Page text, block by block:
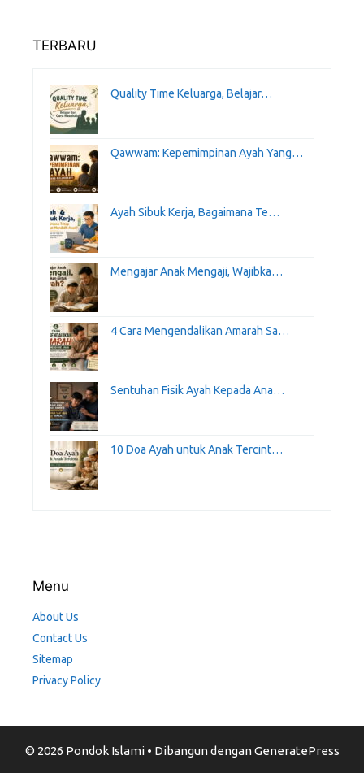
TERBARU
Quality Time Keluarga, Belajar…
Qawwam: Kepemimpinan Ayah Yang…
Ayah Sibuk Kerja, Bagaimana Te…
Mengajar Anak Mengaji, Wajibka…
4 Cara Mengendalikan Amarah Sa…
Sentuhan Fisik Ayah Kepada Ana…
10 Doa Ayah untuk Anak Tercint…
Menu
About Us
Contact Us
Sitemap
Privacy Policy
© 2026 Pondok Islami• Dibangun denganGeneratePress